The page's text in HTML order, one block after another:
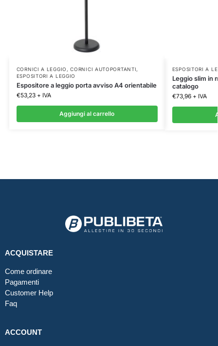
CORNICI A LEGGIO ,CORNICI AUTOPORTANTI,
ESPOSITORI A LEGGIO
Espositore a leggio porta avviso A4 orientabile
€53,23 + IVA
Aggiungi al carrello
ESPOSITORI A
Leggio slim in
catalogo
€73,96 + IVA
ACQUISTARE
Come ordinare
Pagamenti
Customer Help
Faq
ACCOUNT